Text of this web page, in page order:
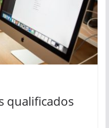
qualificados